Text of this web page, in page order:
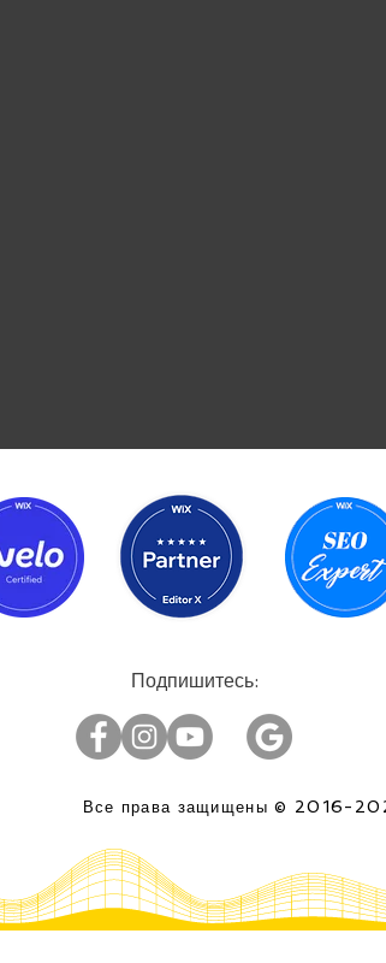
:Подпишитесь
Все права защищены © 2016-